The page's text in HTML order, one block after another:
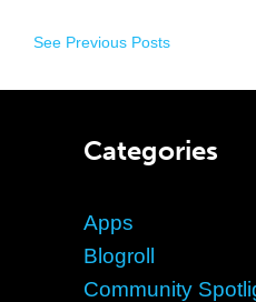
See Previous Posts
Categories
Apps
Blogroll
Community